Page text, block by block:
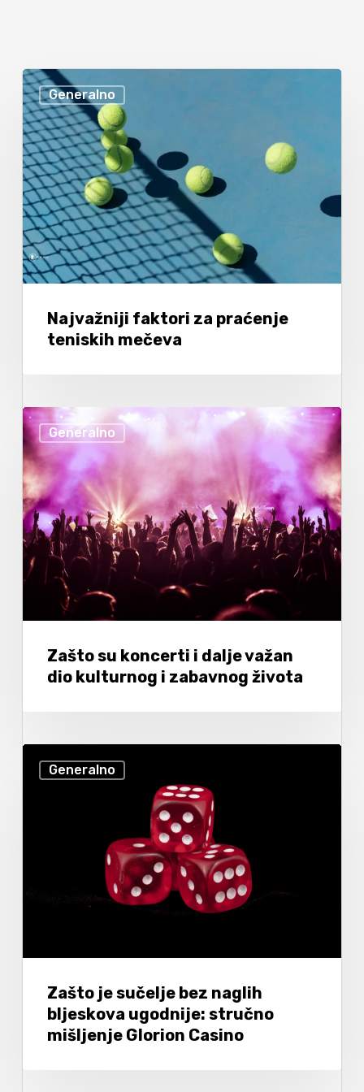
Generalno
Najvažniji faktori za praćenje
teniskih mečeva
Generalno
Zašto su koncerti i dalje važan
dio kulturnog i zabavnog života
Generalno
Zašto je sučelje bez naglih
bljeskova ugodnije: stručno
mišljenje Glorion Casino